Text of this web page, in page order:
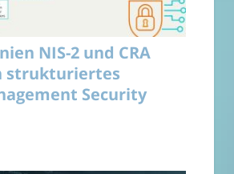
NIS-2 und CRA
strukturiertes
Security